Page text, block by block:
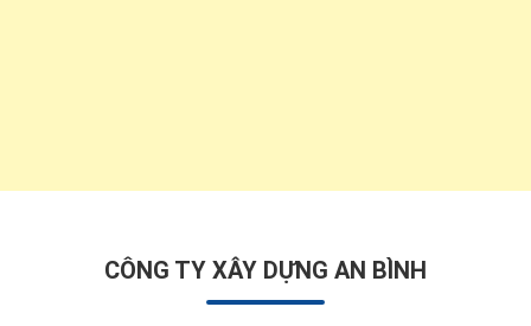
CÔNG TY XÂY DỰNG AN BÌNH